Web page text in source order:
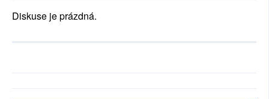
Diskuse je prázdná.